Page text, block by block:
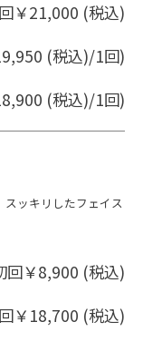
￥21,000 (税込)
(税込)/1回)
(税込)/1回)
ッキリしたフェイス
回￥8,900 (税込)
￥18,700 (税込)